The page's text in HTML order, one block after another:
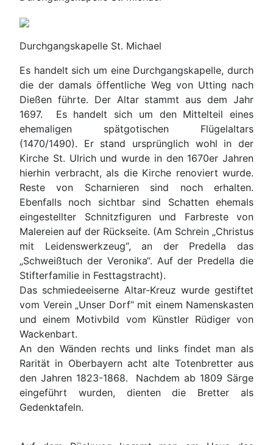
Durchgangskapelle St. Michael
Es handelt sich um eine Durchgangskapelle, durch
die der damals öffentliche Weg von Utting nach
Dießen führte. Der Altar stammt aus dem Jahr
1697. Es handelt sich um den Mittelteil eines
ehemaligen spätgotischen Flügelaltars
(1470/1490). Er stand ursprünglich wohl in der
Kirche St. Ulrich und wurde in den 1670er Jahren
hierhin verbracht, als die Kirche renoviert wurde.
Reste von Scharnieren sind noch erhalten.
Ebenfalls noch sichtbar sind Schatten ehemals
eingestellter Schnitzfiguren und Farbreste von
Malereien auf der Rückseite. (Am Schrein „Christus
mit Leidenswerkzeug“, an der Predella das
„Schweißtuch der Veronika“. Auf der Predella die
Stifterfamilie in Festtagstracht).
Das schmiedeeiserne Altar-Kreuz wurde gestiftet
vom Verein „Unser Dorf“ mit einem Namenskasten
und einem Motivbild vom Künstler Rüdiger von
Wackenbart.
An den Wänden rechts und links findet man als
Rarität in Oberbayern acht alte Totenbretter aus
den Jahren 1823-1868. Nachdem ab 1809 Särge
eingeführt wurden, dienten die Bretter als
Gedenktafeln.